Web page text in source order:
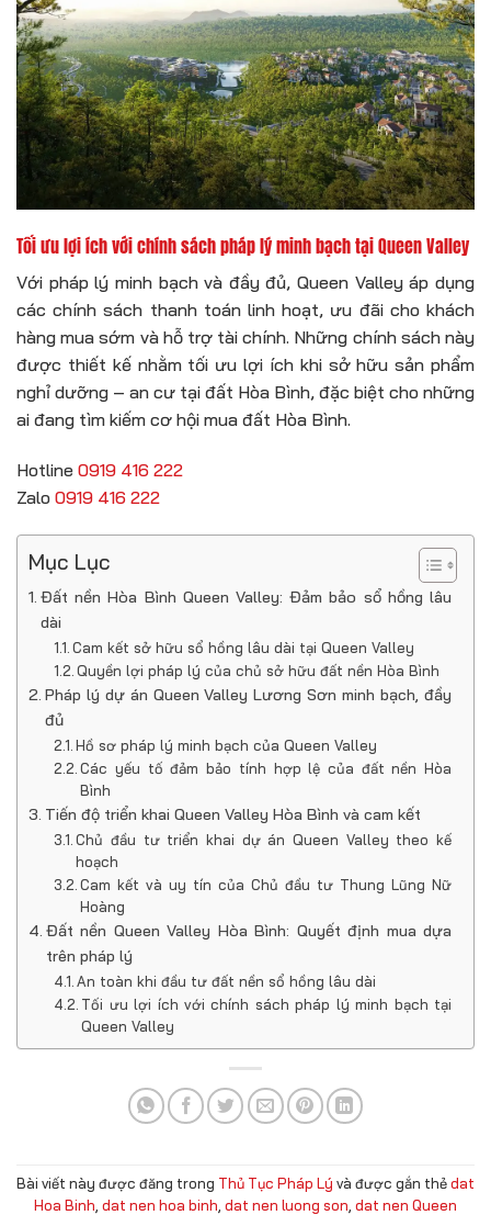
Tối ưu lợi ích với chính sách pháp lý minh bạch tại Queen Valley
Với pháp lý minh bạch và đầy đủ, Queen Valley áp dụng
các chính sách thanh toán linh hoạt, ưu đãi cho khách
hàng mua sớm và hỗ trợ tài chính. Những chính sách này
được thiết kế nhằm tối ưu lợi ích khi sở hữu sản phẩm
nghỉ dưỡng – an cư tại đất Hòa Bình, đặc biệt cho những
ai đang tìm kiếm cơ hội mua đất Hòa Bình.
Hotline 0919 416 222
Zalo 0919 416 222
Mục Lục
Đất nền Hòa Bình Queen Valley: Đảm bảo sổ hồng lâu
dài
Cam kết sở hữu sổ hồng lâu dài tại Queen Valley
Quyền lợi pháp lý của chủ sở hữu đất nền Hòa Bình
Pháp lý dự án Queen Valley Lương Sơn minh bạch, đầy
đủ
Hồ sơ pháp lý minh bạch của Queen Valley
Các yếu tố đảm bảo tính hợp lệ của đất nền Hòa
Bình
Tiến độ triển khai Queen Valley Hòa Bình và cam kết
Chủ đầu tư triển khai dự án Queen Valley theo kế
hoạch
Cam kết và uy tín của Chủ đầu tư Thung Lũng Nữ
Hoàng
Đất nền Queen Valley Hòa Bình: Quyết định mua dựa
trên pháp lý
An toàn khi đầu tư đất nền sổ hồng lâu dài
Tối ưu lợi ích với chính sách pháp lý minh bạch tại
Queen Valley
Bài viết này được đăng trong Thủ Tục Pháp Lý và được gắn thẻdat
Hoa Binh, dat nen hoa binh, dat nen luong son, dat nen Queen